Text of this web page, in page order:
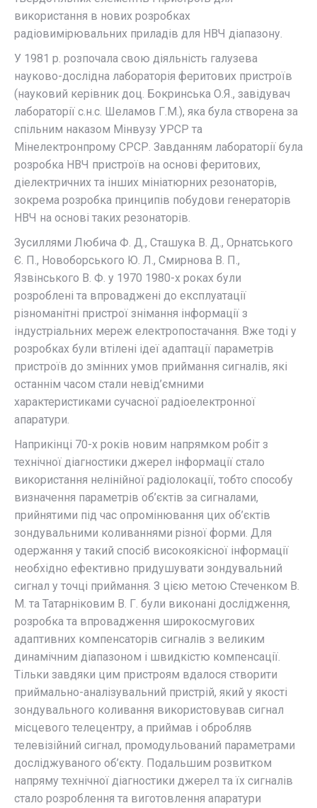
використання в нових розробках
радіовимірювальних приладів для НВЧ діапазону.
У 1981 р. розпочала свою діяльність галузева
науково-дослідна лабораторія феритових пристроїв
(науковий керівник доц. Бокринська О.Я., завідувач
лабораторії с.н.с. Шеламов Г.М.), яка була створена за
спільним наказом Мінвузу УРСР та
Мінелектронпрому СРСР. Завданням лабораторії була
розробка НВЧ пристроїв на основі феритових,
діелектричних та інших мініатюрних резонаторів,
зокрема розробка принципів побудови генераторів
НВЧ на основі таких резонаторів.
Зусиллями Любича Ф. Д., Сташука В. Д., Орнатського
Є. П., Новоборського Ю. Л., Смирнова В. П.,
Язвінського В. Ф. у 1970 1980-х роках були
розроблені та впроваджені до експлуатації
різноманітні пристрої знімання інформації з
індустріальних мереж електропостачання. Вже тоді у
розробках були втілені ідеї адаптації параметрів
пристроїв до змінних умов приймання сигналів, які
останнім часом стали невід’ємними
характеристиками сучасної радіоелектронної
апаратури.
Наприкінці 70-х років новим напрямком робіт з
технічної діагностики джерел інформації стало
використання нелінійної радіолокації, тобто способу
визначення параметрів об’єктів за сигналами,
прийнятими під час опромінювання цих об’єктів
зондувальними коливаннями різної форми. Для
одержання у такий спосіб високоякісної інформації
необхідно ефективно придушувати зондувальний
сигнал у точці приймання. З цією метою Стеченком В.
М. та Татарніковим В. Г. були виконані дослідження,
розробка та впровадження широкосмугових
адаптивних компенсаторів сигналів з великим
динамічним діапазоном і швидкістю компенсації.
Тільки завдяки цим пристроям вдалося створити
приймально-аналізувальний пристрій, який у якості
зондувального коливання використовував сигнал
місцевого телецентру, а приймав і обробляв
телевізійний сигнал, промодульований параметрами
досліджуваного об’єкту. Подальшим розвитком
напряму технічної діагностики джерел та їх сигналів
стало розроблення та виготовлення апаратури